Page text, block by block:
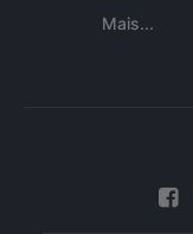
Mais...